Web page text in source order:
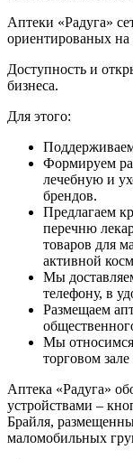
Аптеки «Радуга»
ориентированых
Доступность и
бизнеса.
Для этого:
Формируем
лечебную и
брендов.
Предлагаем
перечню
товаров для
активной
Мы
телефону, в
Размещаем
Мы относимся
торговом зале
Аптека «Радуга»
устройствами –
Брайля,
маломобильных